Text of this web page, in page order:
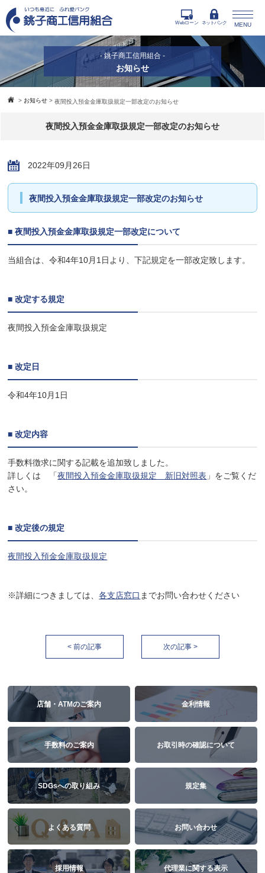
MENU
Webローン ネットバンク
- 銚子商工信用組合 -
お知らせ
> お知らせ >夜間投入預金金庫取扱規定一部改定のお知らせ
夜間投入預金金庫取扱規定一部改定のお知らせ
2022年09月26日
夜間投入預金金庫取扱規定一部改定のお知らせ
■ 夜間投入預金金庫取扱規定一部改定について
当組合は、令和4年10月1日より、下記規定を一部改定致します。
■ 改定する規定
夜間投入預金金庫取扱規定
■ 改定日
令和4年10月1日
■ 改定内容
手数料徴求に関する記載を追加致しました。
詳しくは 「夜間投入預金金庫取扱規定 新旧対照表 」をご覧くだ
さい。
■ 改定後の規定
夜間投入預金金庫取扱規定
※詳細につきましては、各支店窓口 までお問い合わせください
< 前の記事 次の記事 >
店舗・ATMのご案内 金利情報
手数料のご案内 お取引時の確認について
SDGsへの取り組み 規定集
よくある質問 お問い合わせ
採用情報 代理業に関する表示